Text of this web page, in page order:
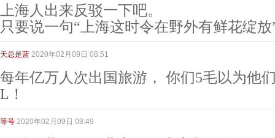
上海人出来反驳一下吧。
只要说一句“上海这时令在野外有鲜花绽
天总是蓝 2020年02月09日 08:51
每年亿万人次出国旅游， 你们5毛以为他
L！
等号 2020年02月09日 08:49